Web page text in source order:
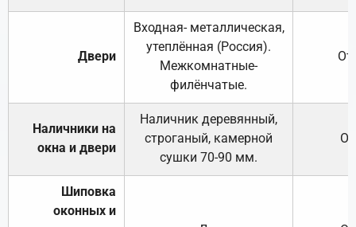
Двери
Входная- металлическая,
утеплённая (Россия).
Межкомнатные-
филёнчатые.
Наличники на
окна и двери
Наличник деревянный,
строганый, камерной
сушки 70-90 мм.
Шиповка
оконных и